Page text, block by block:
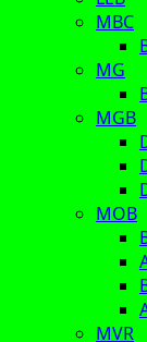
MBC
MG
MGB
MOB
MVR